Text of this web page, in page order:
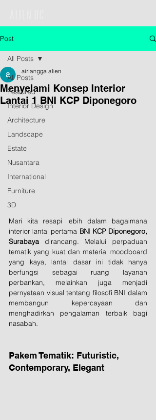
Post
All Posts
Featured
Interior Design
Architecture
Landscape
Estate
Nusantara
International
Furniture
3D
All Posts
Menyelami Konsep Interior
Lantai 1 BNI KCP Diponegoro
airlangga alien
Mari kita resapi lebih dalam bagaimana
interior lantai pertama BNI KCP Diponegoro,
Surabaya dirancang. Melalui perpaduan
tematik yang kuat dan material moodboard
yang kaya, lantai dasar ini tidak hanya
berfungsi sebagai ruang layanan
perbankan, melainkan juga menjadi
pernyataan visual tentang filosofi BNI dalam
membangun kepercayaan dan
menghadirkan pengalaman terbaik bagi
nasabah.
Pakem Tematik: Futuristic,
Contemporary, Elegant